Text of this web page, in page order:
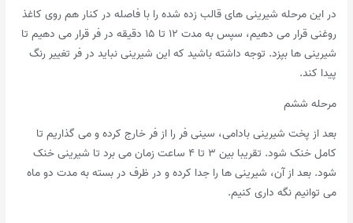
در این مرحله شیرینی های قالب زده شده را با فاصله در کنار هم روی کاغذ
روغنی قرار می دهیم، سپس به مدت ۱۲ تا ۱۵ دقیقه در فر قرار می دهیم تا
شیرینی ها بپزد. توجه داشته باشید که این شیرینی نباید در فر تغییر رنگ
پیدا کند.
مرحله ششم
بعد از پخت شیرینی بادامی، سینی فر را از فر خارج کرده و می گذاریم تا
کامل خنک شود. تقریبا بین ۳ تا ۴ ساعت زمان می برد تا شیرینی خنک
شود. بعد از آن، شیرینی ها را جدا کرده و در ظرف در بسته به مدت دو ماه
می توانیم نگه داری کنیم.